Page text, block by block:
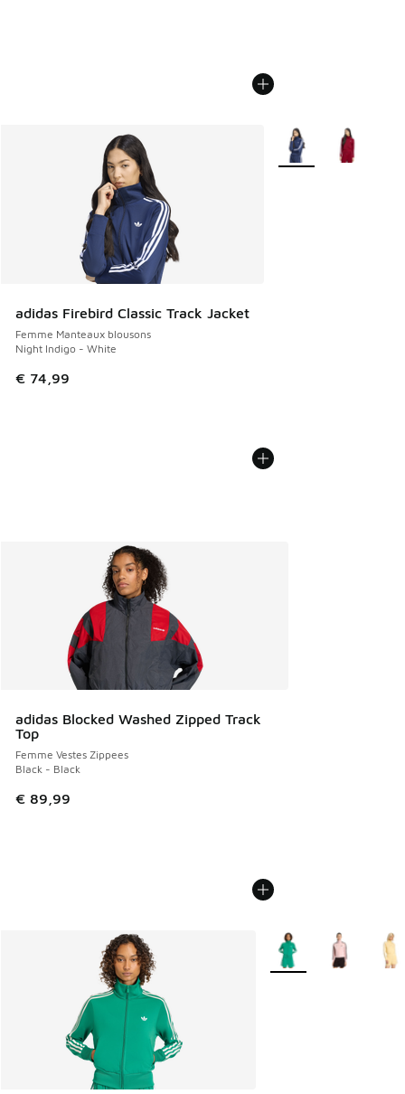
adidas Firebird Classic Track Jacket
Femme Manteaux blousons
Night Indigo - White
€ 74,99
Plus de couleurs
adidas Blocked Washed Zipped Track
Top
Femme Vestes Zippees
Black - Black
€ 89,99
Plus de couleurs